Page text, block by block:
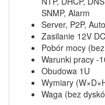
SNMP, Alarm
Server, P2P,
Zasilanie 12V DC
Pobór mocy
Warunki pracy -
Obudowa 1U
Wymiary
Waga (bez